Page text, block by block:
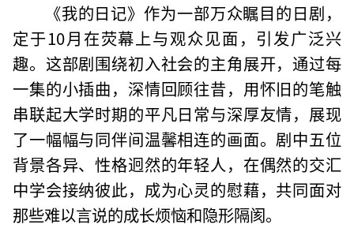
《我的日记》作为一部万众瞩目的日剧，
定于10月在荧幕上与观众见面，引发广泛兴
趣。这部剧围绕初入社会的主角展开，通过每
一集的小插曲，深情回顾往昔，用怀旧的笔触
串联起大学时期的平凡日常与深厚友情，展现
了一幅幅与同伴间温馨相连的画面。剧中五位
背景各异、性格迥然的年轻人，在偶然的交汇
中学会接纳彼此，成为心灵的慰藉，共同面对
那些难以言说的成长烦恼和隐形隔阂。